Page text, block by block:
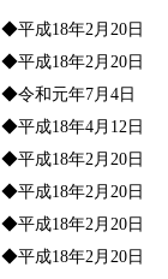
◆平成18年2月20日
◆平成18年2月20日
◆令和元年7月4日
◆平成18年4月12日
◆平成18年2月20日
◆平成18年2月20日
◆平成18年2月20日
◆平成18年2月20日